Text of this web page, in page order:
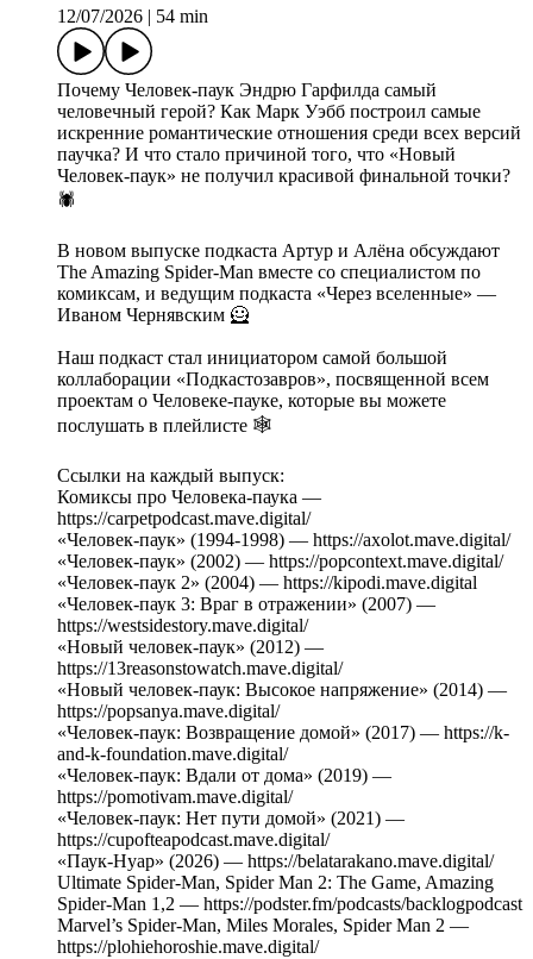
12/07/2026
54 min
Почему Человек-паук Эндрю Гарфилда самый
человечный герой? Как Марк Уэбб построил самые
искренние романтические отношения среди всех версий
паучка? И что стало причиной того, что «Новый
Человек-паук» не получил красивой финальной точки?
🕷️
В новом выпуске подкаста Артур и Алёна обсуждают
The Amazing Spider-Man вместе со специалистом по
комиксам, и ведущим подкаста «Через вселенные» —
Иваном Чернявским 🦸
Наш подкаст стал инициатором самой большой
коллаборации «Подкастозавров», посвященной всем
проектам о Человеке-пауке, которые вы можете
послушать в плейлисте 🕸️
Ссылки на каждый выпуск:
Комиксы про Человека-паука —
https://carpetpodcast.mave.digital/
«Человек-паук» (1994-1998) — https://axolot.mave.digital/
«Человек-паук» (2002) — https://popcontext.mave.digital/
«Человек-паук 2» (2004) — https://kipodi.mave.digital
«Человек-паук 3: Враг в отражении» (2007) —
https://westsidestory.mave.digital/
«Новый человек-паук» (2012) —
https://13reasonstowatch.mave.digital/
«Новый человек-паук: Высокое напряжение» (2014) —
https://popsanya.mave.digital/
«Человек-паук: Возвращение домой» (2017) — https://k-
and-k-foundation.mave.digital/
«Человек-паук: Вдали от дома» (2019) —
https://pomotivam.mave.digital/
«Человек-паук: Нет пути домой» (2021) —
https://cupofteapodcast.mave.digital/
«Паук-Нуар» (2026) — https://belatarakano.mave.digital/
Ultimate Spider-Man, Spider Man 2: The Game, Amazing
Spider-Man 1,2 — https://podster.fm/podcasts/backlogpodcast
Marvel’s Spider-Man, Miles Morales, Spider Man 2 —
https://plohiehoroshie.mave.digital/